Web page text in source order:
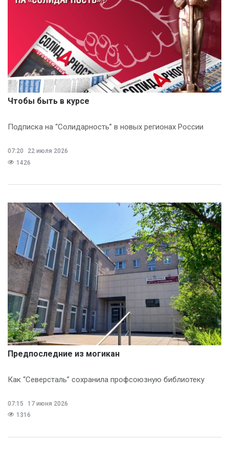
Чтобы быть в курсе
Подписка на “Солидарность” в новых регионах России
07:20
22 июля 2026
1426
Предпоследние из могикан
Как “Северсталь” сохранила профсоюзную библиотеку
07:15
17 июня 2026
1316